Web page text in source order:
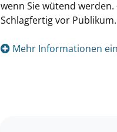
wenn Sie wütend
Schlagfertig vor
Mehr Informationen